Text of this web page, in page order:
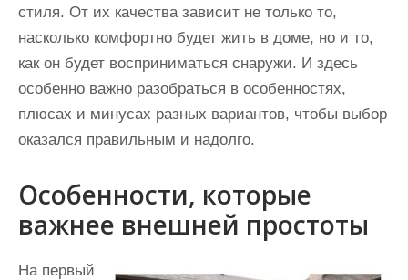
стиля. От их качества зависит не только то,
насколько комфортно будет жить в доме, но и то,
как он будет восприниматься снаружи. И здесь
особенно важно разобраться в особенностях,
плюсах и минусах разных вариантов, чтобы выбор
оказался правильным и надолго.
Особенности, которые
важнее внешней простоты
На первый